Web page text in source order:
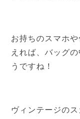
お持ちのスマホ
えれば、バッグ
うですね！
ヴィンテージの